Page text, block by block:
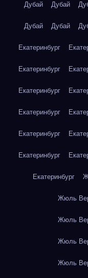
Дубай Дубай
Дубай Дубай
Екатеринбург
Екатеринбург
Екатеринбург
Екатеринбург
Екатеринбург
Екатеринбург
Екатеринбург
Жюль
Жюль
Жюль
Жюль